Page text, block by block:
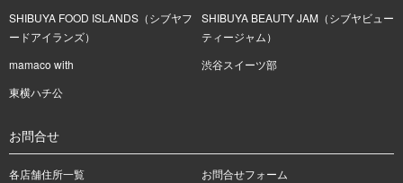
SHIBUYA FOOD ISLANDS（シブヤフ
ードアイランズ）
SHIBUYA BEAUTY JAM（シブヤビュー
ティージャム）
mamaco with
渋谷スイーツ部
東横ハチ公
お問合せ
各店舗住所一覧
お問合せフォーム